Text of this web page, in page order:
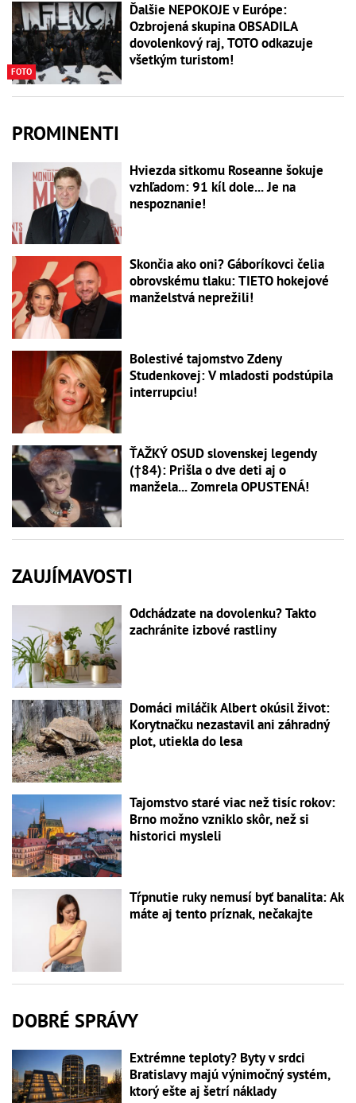
FOTO
Ďalšie NEPOKOJE v Európe:
Ozbrojená skupina OBSADILA
dovolenkový raj, TOTO odkazuje
všetkým turistom!
PROMINENTI
Hviezda sitkomu Roseanne šokuje
vzhľadom: 91 kíl dole... Je na
nespoznanie!
Skončia ako oni? Gáboríkovci čelia
obrovskému tlaku: TIETO hokejové
manželstvá neprežili!
Bolestivé tajomstvo Zdeny
Studenkovej: V mladosti podstúpila
interrupciu!
ŤAŽKÝ OSUD slovenskej legendy
(†84): Prišla o dve deti aj o
manžela... Zomrela OPUSTENÁ!
ZAUJÍMAVOSTI
Odchádzate na dovolenku? Takto
zachránite izbové rastliny
Domáci miláčik Albert okúsil život:
Korytnačku nezastavil ani záhradný
plot, utiekla do lesa
Tajomstvo staré viac než tisíc rokov:
Brno možno vzniklo skôr, než si
historici mysleli
Tŕpnutie ruky nemusí byť banalita: Ak
máte aj tento príznak, nečakajte
DOBRÉ SPRÁVY
Extrémne teploty? Byty v srdci
Bratislavy majú výnimočný systém,
ktorý ešte aj šetrí náklady